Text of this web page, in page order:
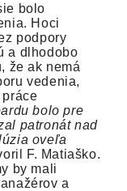
bolo
Hoci
podpory
a dlhodobo
že ak nemá
vedenia,
bolo pre
patronát nad
oveľa
F. Matiaško.
by mali
a